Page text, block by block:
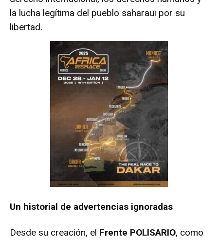
la lucha legítima del pueblo saharaui por su
libertad.
Un historial de advertencias ignoradas
Desde su creación, el Frente POLISARIO, como